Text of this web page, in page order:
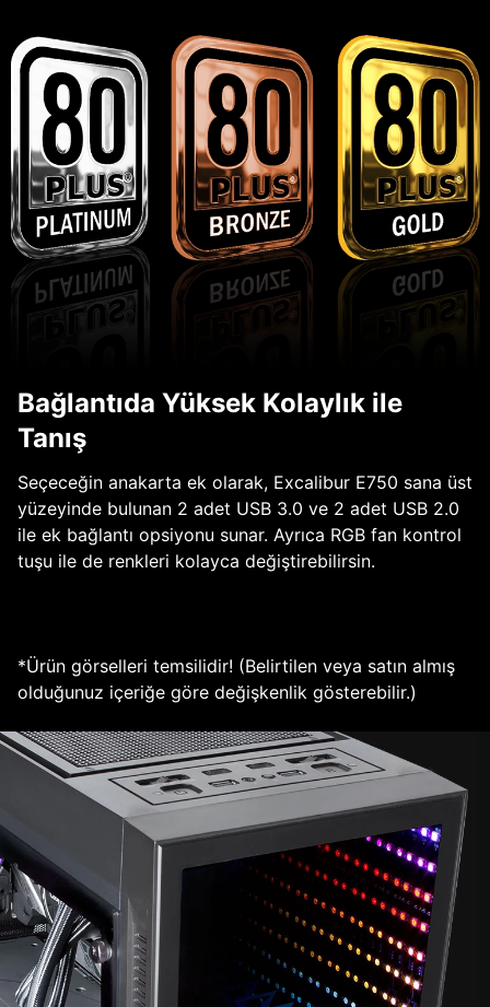
Bağlantıda Yüksek Kolaylık ile
Tanış
Seçeceğin anakarta ek olarak, Excalibur E750 sana üst
yüzeyinde bulunan 2 adet USB 3.0 ve 2 adet USB 2.0
ile ek bağlantı opsiyonu sunar. Ayrıca RGB fan kontrol
tuşu ile de renkleri kolayca değiştirebilirsin.
*Ürün görselleri temsilidir! (Belirtilen veya satın almış
olduğunuz içeriğe göre değişkenlik gösterebilir.)